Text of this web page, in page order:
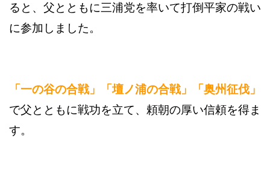
ると、父とともに三浦党を率いて打倒平家の戦い
に参加しました。
「一の谷の合戦」「壇ノ浦の合戦」「奥州征伐」
で父とともに戦功を立て、頼朝の厚い信頼を得ま
す。